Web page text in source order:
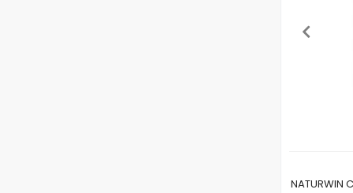
NATURWIN